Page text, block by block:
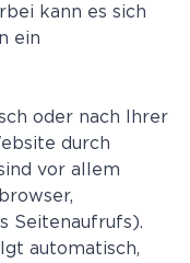
kann es sich
ein
oder nach Ihrer
durch
vor allem
Seitenaufrufs).
automatisch,